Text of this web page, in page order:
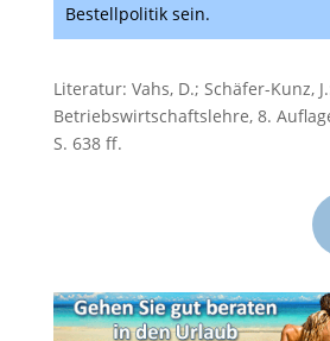
Bestellpolitik sein.
Literatur: Vahs, D.; Schäfer-Kunz,
Betriebswirtschaftslehre, 8.
S. 638 ff.